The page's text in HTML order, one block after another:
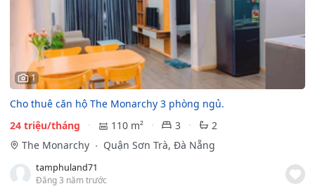
1
Cho thuê căn hộ The Monarchy 3 phòng ngủ.
24 triệu/tháng
110 m² 3
2
The Monarchy
Quận Sơn Trà, Đà Nẵng
tamphuland71
Đăng 3 năm trước